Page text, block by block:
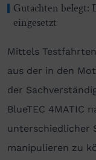
Gutachten belegt:
eingesetzt
Mittels
aus der in den
der
BlueTEC 4MATIC
unterschiedlicher
manipulieren zu